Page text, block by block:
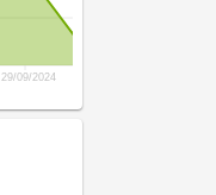
29/09/2024